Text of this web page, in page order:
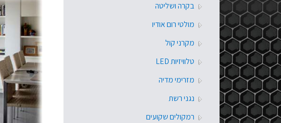
בקרה ושליטה
מולטי רום אודיו
מקרני קול
טלוויזיות LED
מזרימי מדיה
נגני רשת
רמקולים שקועים